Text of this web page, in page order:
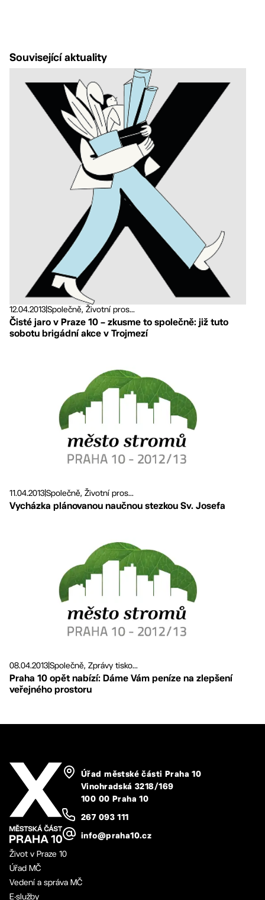
Související aktuality
12.04.2013Společně, Životní pros...
Čisté jaro v Praze 10 – zkusme to společně: již tuto
sobotu brigádní akce v Trojmezí
11.04.2013Společně, Životní pros...
Vycházka plánovanou naučnou stezkou Sv. Josefa
08.04.2013Společně, Zprávy tisko...
Praha 10 opět nabízí: Dáme Vám peníze na zlepšení
veřejného prostoru
Úřad městské části Praha 10
Vinohradská 3218/169
100 00 Praha 10
267 093 111
info@praha10.cz
Život v Praze 10
Úřad MČ
Vedení a správa MČ
E-služby